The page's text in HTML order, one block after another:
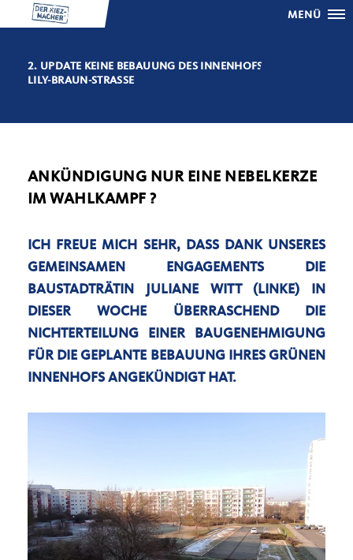
MENÜ
2. UPDATE KEINE BEBAUUNG DES INNENHOFS
LILY-BRAUN-STRASSE
ANKÜNDIGUNG NUR EINE NEBELKERZE
IM WAHLKAMPF ?
ICH FREUE MICH SEHR, DASS DANK UNSERES
GEMEINSAMEN ENGAGEMENTS DIE
BAUSTADTRÄTIN JULIANE WITT (LINKE) IN
DIESER WOCHE ÜBERRASCHEND DIE
NICHTERTEILUNG EINER BAUGENEHMIGUNG
FÜR DIE GEPLANTE BEBAUUNG IHRES GRÜNEN
INNENHOFS ANGEKÜNDIGT HAT.